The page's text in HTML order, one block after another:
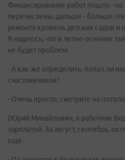
Финансирование работ пошло -
перечислены, дальше - больше.
ремонта кровель детских садов и
Я надеюсь, что в летне-осенние
не будет проблем.
- А как же определить, попал ли
счастливчиков?
- Очень просто, смотрите на
(Юрий Михайлович, я работник
зарплатой. За август, сентябрь,
еще.